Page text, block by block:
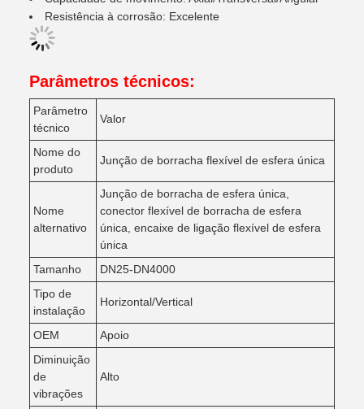
Resistência à corrosão: Excelente
Parâmetros técnicos:
Parâmetro
técnico
Valor
Nome do
produto
Junção de borracha flexível de esfera única
Nome
alternativo
Junção de borracha de esfera única,
conector flexível de borracha de esfera
única, encaixe de ligação flexível de esfera
única
Tamanho
DN25-DN4000
Tipo de
instalação
Horizontal/Vertical
OEM
Apoio
Diminuição
de
vibrações
Alto